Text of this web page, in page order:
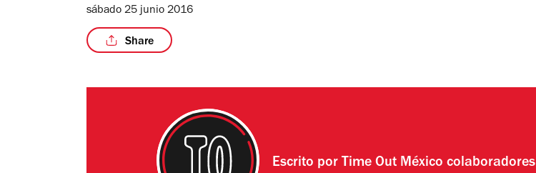
sábado 25 junio 2016
Share
Escrito por Time Out México colaboradores